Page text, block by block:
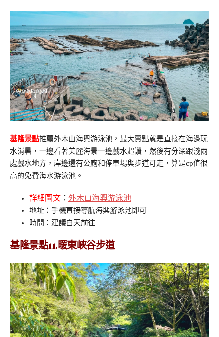
基隆景點推薦外木山海興游泳池，最大賣點就是直接在海邊玩
水消暑，一邊看著美麗海景一邊戲水超讚，然後有分深跟淺兩
處戲水地方，岸邊還有公廁和停車場與步道可走，算是cp值很
高的免費海水游泳池。
詳細圖文 ： 外木山海興游泳池
地址：手機直接導航海興游泳池即可
時間：建議白天前往
基隆景點11.暖東峽谷步道